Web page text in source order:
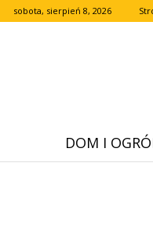
sobota, sierpień 8, 2026
DOM I